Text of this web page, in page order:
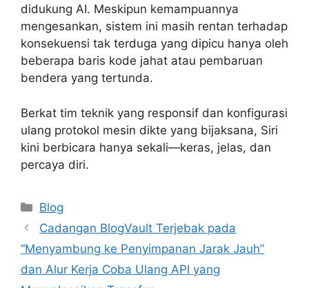
didukung AI. Meskipun kemampuannya
mengesankan, sistem ini masih rentan terhadap
konsekuensi tak terduga yang dipicu hanya oleh
beberapa baris kode jahat atau pembaruan
bendera yang tertunda.
Berkat tim teknik yang responsif dan konfigurasi
ulang protokol mesin dikte yang bijaksana, Siri
kini berbicara hanya sekali—keras, jelas, dan
percaya diri.
Categories
Blog
Cadangan BlogVault Terjebak pada
“Menyambung ke Penyimpanan Jarak Jauh”
dan Alur Kerja Coba Ulang API yang